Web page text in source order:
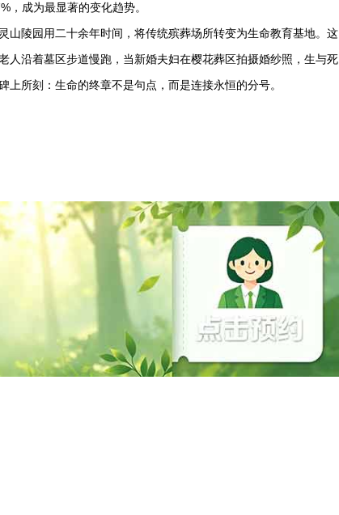
，成为最显著的变化趋势。
山陵园 用二十余年时间，将传统殡葬场所转变为生命教育基地。这
人沿着墓区步道慢跑，当新婚夫妇在樱花葬区拍摄婚纱照，生与死
所刻：生命的终章不是句点，而是连接永恒的分号。